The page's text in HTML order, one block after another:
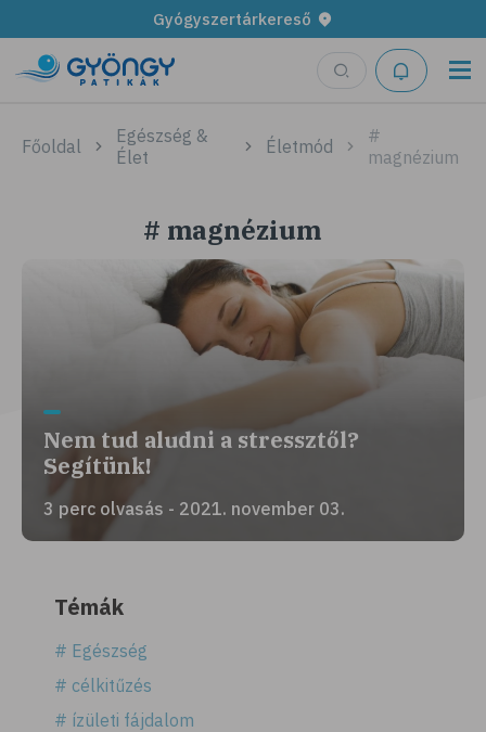
Gyógyszertárkereső
Főoldal
Egészség &
Élet
Életmód
#
magnézium
# magnézium
Nem tud aludni a stressztől?
Segítünk!
3 perc olvasás - 2021. november 03.
Témák
# Egészség
# célkitűzés
# ízületi fájdalom